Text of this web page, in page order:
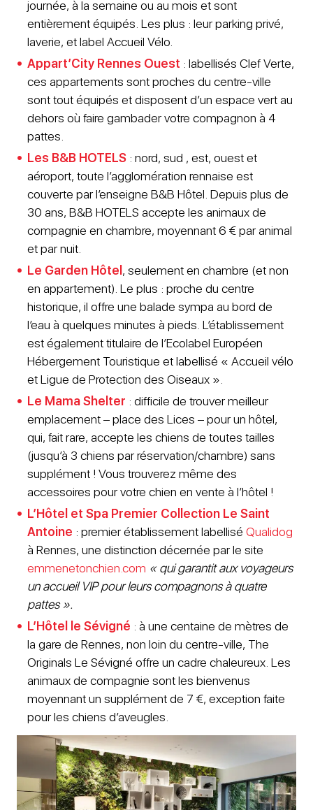
journée, à la semaine ou au mois et sont
entièrement équipés. Les plus : leur parking privé,
laverie, et label Accueil Vélo.
Appart’City Rennes Ouest : labellisés Clef Verte,
ces appartements sont proches du centre-ville
sont tout équipés et disposent d’un espace vert au
dehors où faire gambader votre compagnon à 4
pattes.
Les B&B HOTELS : nord, sud , est, ouest et
aéroport, toute l’agglomération rennaise est
couverte par l’enseigne B&B Hôtel. Depuis plus de
30 ans, B&B HOTELS accepte les animaux de
compagnie en chambre, moyennant 6 € par animal
et par nuit.
Le Garden Hôtel , seulement en chambre (et non
en appartement). Le plus : proche du centre
historique, il offre une balade sympa au bord de
l’eau à quelques minutes à pieds. L’établissement
est également titulaire de l’Ecolabel Européen
Hébergement Touristique et labellisé « Accueil vélo
et Ligue de Protection des Oiseaux ».
Le Mama Shelter : difficile de trouver meilleur
emplacement – place des Lices – pour un hôtel,
qui, fait rare, accepte les chiens de toutes tailles
(jusqu’à 3 chiens par réservation/chambre) sans
supplément ! Vous trouverez même des
accessoires pour votre chien en vente à l’hôtel !
L’Hôtel et Spa Premier Collection Le Saint
Antoine : premier établissement labellisé Qualidog
à Rennes, une distinction décernée par le site
emmenetonchien.com « qui garantit aux voyageurs
un accueil VIP pour leurs compagnons à quatre
pattes ».
L’Hôtel le Sévigné : à une centaine de mètres de
la gare de Rennes, non loin du centre-ville, The
Originals Le Sévigné offre un cadre chaleureux. Les
animaux de compagnie sont les bienvenus
moyennant un supplément de 7 €, exception faite
pour les chiens d’aveugles.